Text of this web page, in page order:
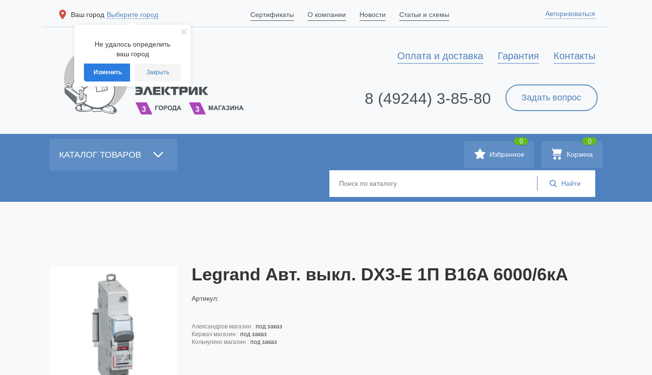
Не удалось определить
ваш город
Изменить Закрыть
Ваш город Выберите город Сертификаты О компании Новости Статьи и схемы Авторизоваться
Контакты
Гарантия
Оплата и доставка
Задать вопрос
8 (49244) 3-85-80
КАТАЛОГ ТОВАРОВ Корзина
0
Избранное
0
Legrand Авт. выкл. DX3-E 1П B16A 6000/6кА
Артикул:
александров магазин : под заказ
киржач магазин : под заказ
кольчугино магазин : под заказ